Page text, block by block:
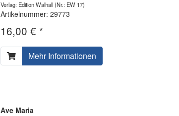
Verlag: Edition Walhall(Nr.: EW 17)
Artikelnummer: 29773
16,00 € *
Mehr Informationen
Ave Maria